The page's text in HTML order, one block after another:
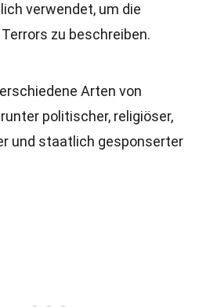
verwendet, um die
zu beschreiben.
Arten von
politischer, religiöser,
und staatlich gesponserter